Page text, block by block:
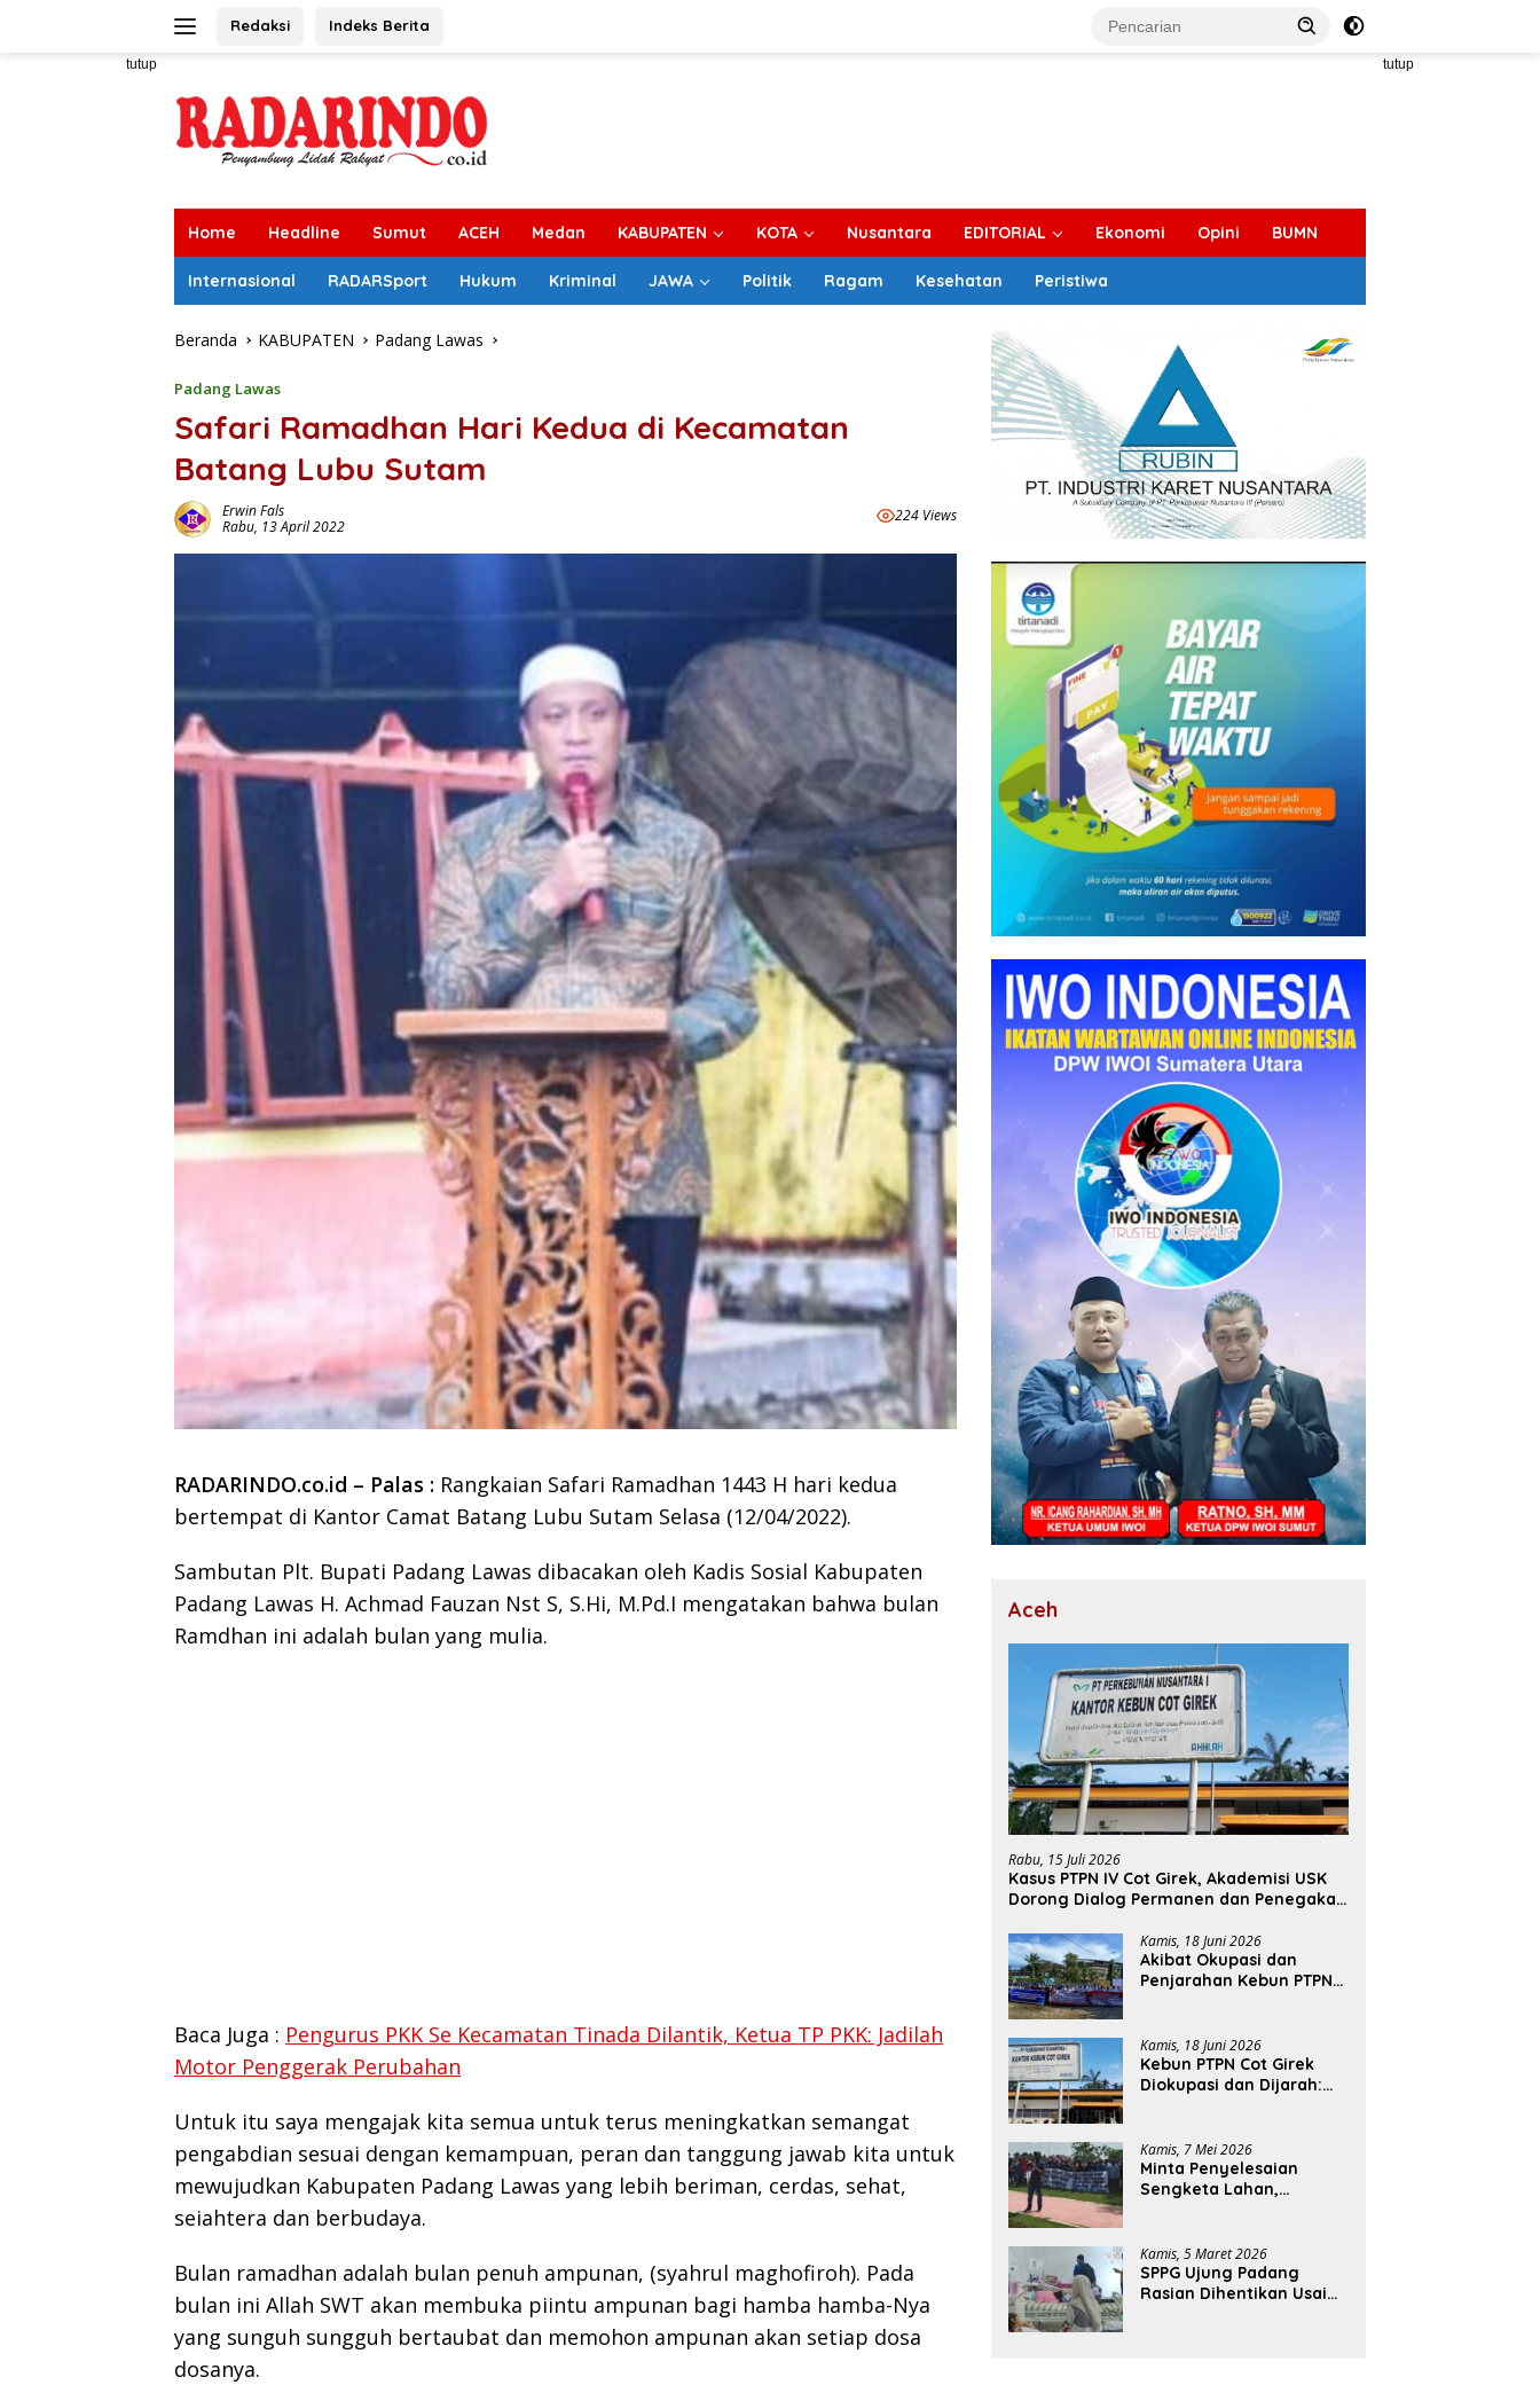
Redaksi Indeks Berita
tutup tutup
Home Headline Sumut ACEH Medan KABUPATEN KOTA Nusantara EDITORIAL Ekonomi Opini BUMN
Internasional RADARSport Hukum Kriminal JAWA Politik Ragam Kesehatan Peristiwa
Beranda KABUPATEN Padang Lawas
Padang Lawas
Safari Ramadhan Hari Kedua di Kecamatan
Batang Lubu Sutam
Erwin Fals
Rabu, 13 April 2022
224 Views
RADARINDO.co.id – Palas : Rangkaian Safari Ramadhan 1443 H hari kedua
bertempat di Kantor Camat Batang Lubu Sutam Selasa (12/04/2022).
Sambutan Plt. Bupati Padang Lawas dibacakan oleh Kadis Sosial Kabupaten
Padang Lawas H. Achmad Fauzan Nst S, S.Hi, M.Pd.I mengatakan bahwa bulan
Ramdhan ini adalah bulan yang mulia.
Baca Juga : Pengurus PKK Se Kecamatan Tinada Dilantik, Ketua TP PKK: Jadilah
Motor Penggerak Perubahan
Untuk itu saya mengajak kita semua untuk terus meningkatkan semangat
pengabdian sesuai dengan kemampuan, peran dan tanggung jawab kita untuk
mewujudkan Kabupaten Padang Lawas yang lebih beriman, cerdas, sehat,
seiahtera dan berbudaya.
Bulan ramadhan adalah bulan penuh ampunan, (syahrul maghofiroh). Pada
bulan ini Allah SWT akan membuka piintu ampunan bagi hamba hamba-Nya
yang sunguh sungguh bertaubat dan memohon ampunan akan setiap dosa
dosanya.
Aceh
Rabu, 15 Juli 2026
Kasus PTPN IV Cot Girek, Akademisi USK
Dorong Dialog Permanen dan Penegakan
Kamis, 18 Juni 2026
Akibat Okupasi dan
Penjarahan Kebun PTPN
Terdampak
Kamis, 18 Juni 2026
Kebun PTPN Cot Girek
Diokupasi dan Dijarah:
Rupiah
Kamis, 7 Mei 2026
Minta Penyelesaian
Sengketa Lahan,
Aceh Utara
Kamis, 5 Maret 2026
SPPG Ujung Padang
Rasian Dihentikan Usai